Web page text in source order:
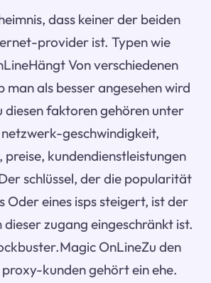
dass keiner der beiden
provider ist. Typen wie
Von verschiedenen
als besser angesehen wird
diesen faktoren gehören unter
geschwindigkeit,
preise, kundendienstleistungen
schlüssel, der die popularität
Oder eines isps steigert, ist der
zugang eingeschränkt ist.
OnLineZu den
kunden gehört ein ehe.